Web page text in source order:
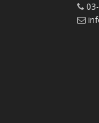
ませんの